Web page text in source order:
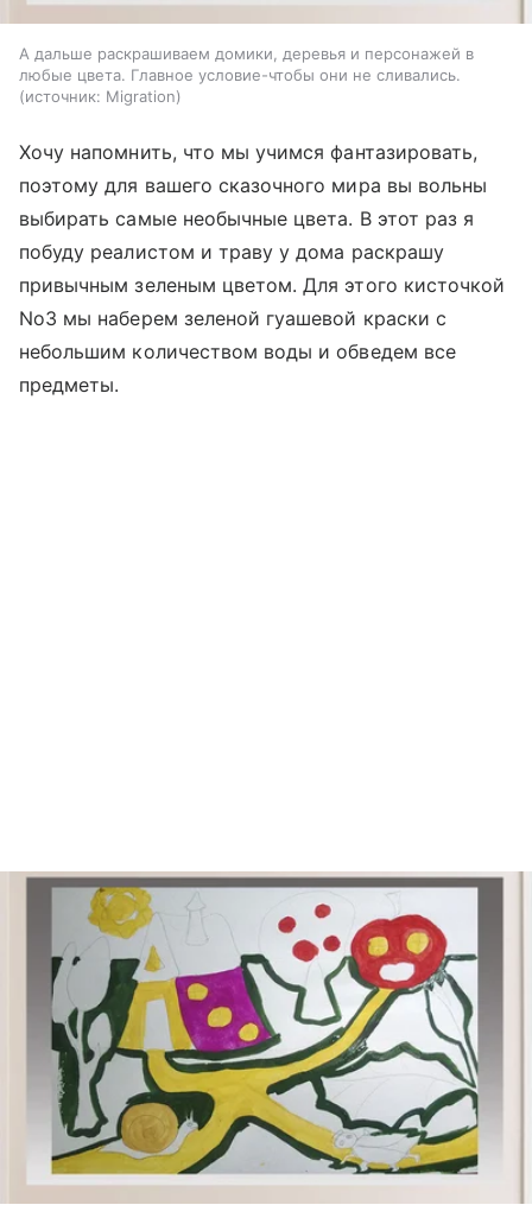
А дальше раскрашиваем домики, деревья и персонажей в
любые цвета. Главное условие-чтобы они не сливались.
источник: Migration
Хочу напомнить, что мы учимся фантазировать,
поэтому для вашего сказочного мира вы вольны
выбирать самые необычные цвета. В этот раз я
побуду реалистом и траву у дома раскрашу
привычным зеленым цветом. Для этого кисточкой
No3 мы наберем зеленой гуашевой краски с
небольшим количеством воды и обведем все
предметы.